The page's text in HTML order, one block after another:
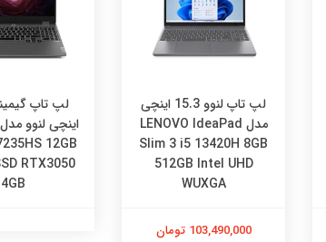
لپ تاپ لنوو 15.3 اینچی
مدل LENOVO IdeaPad
Slim 3 i5 13420H 8GB
512GB Intel UHD
WUXGA
103,490,000 تومان
12GB
RTX3050
4GB